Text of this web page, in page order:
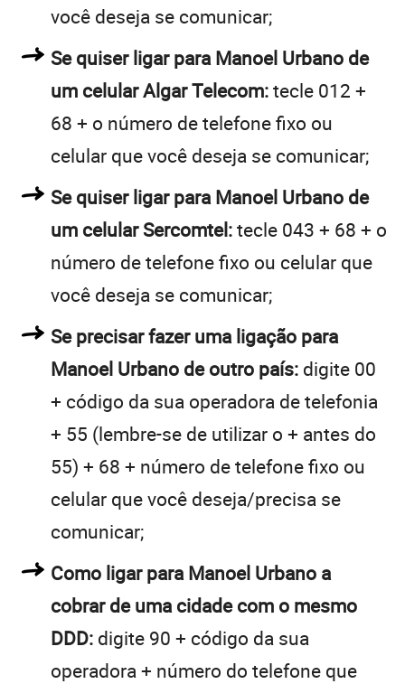
você deseja se comunicar;
Se quiser ligar para Manoel Urbano de
um celular Algar Telecom:tecle 012 +
68 + o número de telefone fixo ou
celular que você deseja se comunicar;
Se quiser ligar para Manoel Urbano de
um celular Sercomtel:tecle 043 + 68 + o
número de telefone fixo ou celular que
você deseja se comunicar;
Se precisar fazer uma ligação para
Manoel Urbano de outro país: digite 00
+ código da sua operadora de telefonia
+ 55 (lembre-se de utilizar o + antes do
55) + 68 + número de telefone fixo ou
celular que você deseja/precisa se
comunicar;
Como ligar para Manoel Urbano a
cobrar de uma cidade com o mesmo
DDD: digite 90 + código da sua
operadora + número do telefone que